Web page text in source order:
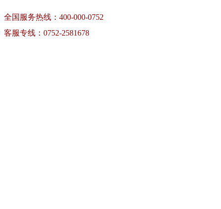
全国服务热线：400-000-0752
客服专线：0752-2581678